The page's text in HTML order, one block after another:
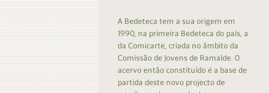
A Bedeteca tem a sua origem em
1990, na primeira Bedeteca do país, a
da Comicarte, criada no âmbito da
Comissão de Jovens de Ramalde. O
acervo então constituído é a base de
partida deste novo projecto de